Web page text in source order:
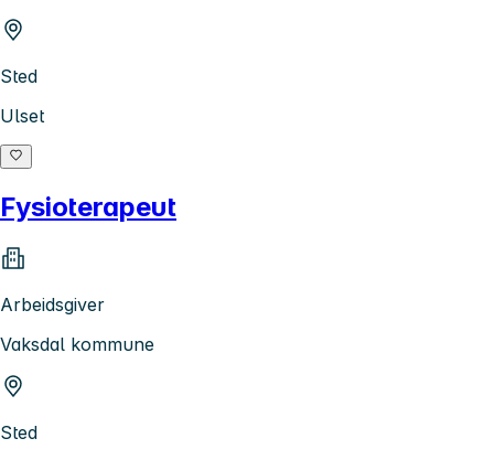
Sted
Ulset
Fysioterapeut
Arbeidsgiver
Vaksdal kommune
Sted